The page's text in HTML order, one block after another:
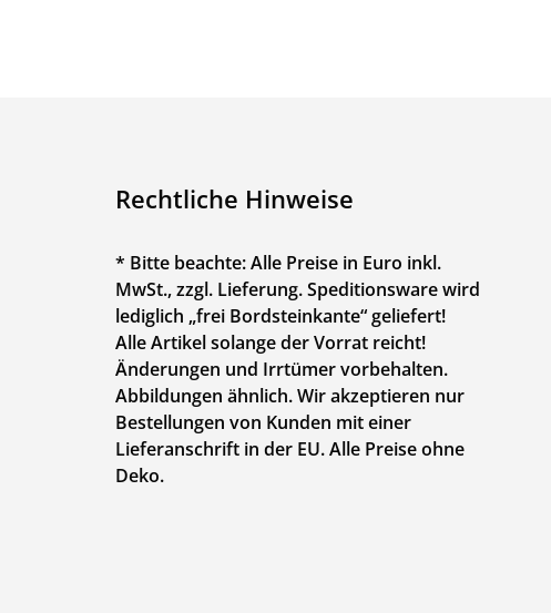
Rechtliche Hinweise
* Bitte beachte: Alle Preise in Euro inkl.
MwSt., zzgl. Lieferung. Speditionsware wird
lediglich „frei Bordsteinkante“ geliefert!
Alle Artikel solange der Vorrat reicht!
Änderungen und Irrtümer vorbehalten.
Abbildungen ähnlich. Wir akzeptieren nur
Bestellungen von Kunden mit einer
Lieferanschrift in der EU. Alle Preise ohne
Deko.